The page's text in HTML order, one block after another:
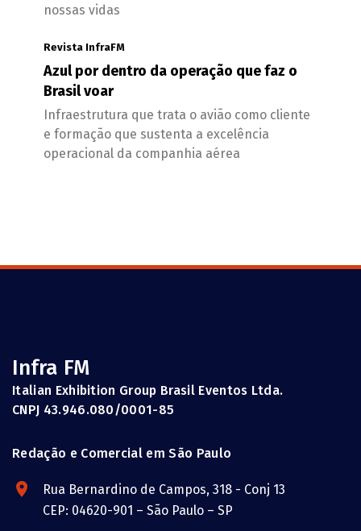
nossas vidas
Revista InfraFM
Azul por dentro da operação que faz o
Brasil voar
Infraestrutura que trata o avião como cliente
e formação que sustenta a excelência
operacional da companhia aérea
Infra FM
Italian Exhibition Group Brasil Eventos Ltda.
CNPJ 43.946.080/0001-85
Redação e Comercial em São Paulo
Rua Bernardino de Campos, 318 - Conj 13
CEP: 04620-901 – São Paulo – SP